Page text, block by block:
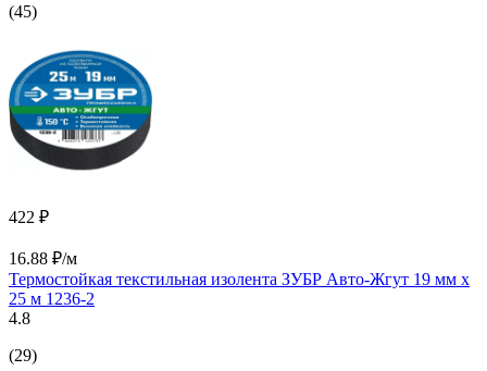
(45)
422 ₽
16.88 ₽/м
Термостойкая текстильная изолента ЗУБР Авто-Жгут 19 мм х
25 м 1236-2
4.8
(29)